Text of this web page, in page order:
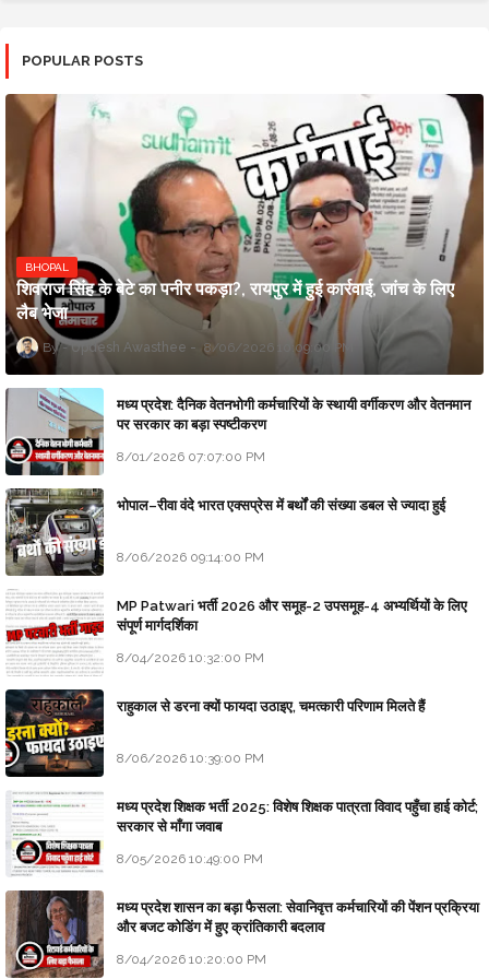
POPULAR POSTS
BHOPAL
शिवराज सिंह के बेटे का पनीर पकड़ा?, रायपुर में हुई कार्रवाई, जांच के लिए
लैब भेजा
Updesh Awasthee 8/06/2026 10:09:00 PM
मध्य प्रदेश: दैनिक वेतनभोगी कर्मचारियों के स्थायी वर्गीकरण और वेतनमान
पर सरकार का बड़ा स्पष्टीकरण
8/01/2026 07:07:00 PM
भोपाल–रीवा वंदे भारत एक्सप्रेस में बर्थों की संख्या डबल से ज्यादा हुई
8/06/2026 09:14:00 PM
MP Patwari भर्ती 2026 और समूह-2 उपसमूह-4 अभ्यर्थियों के लिए
संपूर्ण मार्गदर्शिका
8/04/2026 10:32:00 PM
राहुकाल से डरना क्यों फायदा उठाइए, चमत्कारी परिणाम मिलते हैं
8/06/2026 10:39:00 PM
मध्य प्रदेश शिक्षक भर्ती 2025: विशेष शिक्षक पात्रता विवाद पहुँचा हाई कोर्ट;
सरकार से माँगा जवाब
8/05/2026 10:49:00 PM
मध्य प्रदेश शासन का बड़ा फैसला: सेवानिवृत्त कर्मचारियों की पेंशन प्रक्रिया
और बजट कोडिंग में हुए क्रांतिकारी बदलाव
8/04/2026 10:20:00 PM